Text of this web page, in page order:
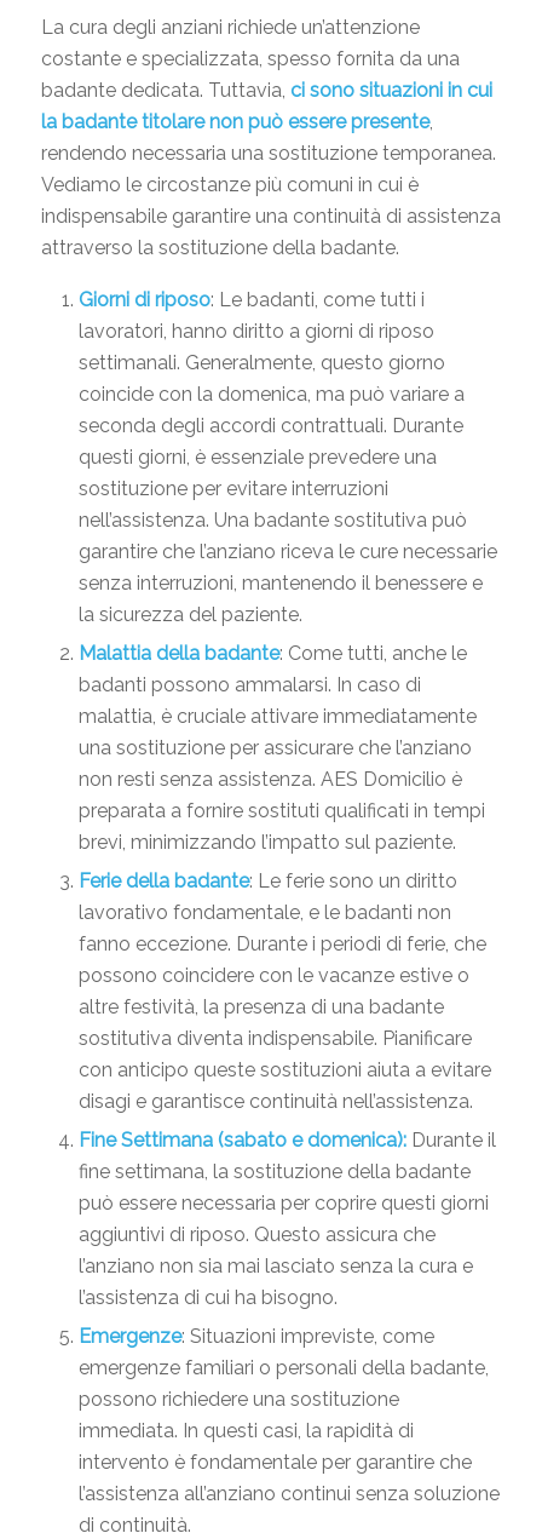
La cura degli anziani richiede un’attenzione
costante e specializzata, spesso fornita da una
badante dedicata. Tuttavia, ci sono situazioni in cui
la badante titolare non può essere presente,
rendendo necessaria una sostituzione temporanea.
Vediamo le circostanze più comuni in cui è
indispensabile garantire una continuità di assistenza
attraverso la sostituzione della badante.
Giorni di riposo: Le badanti, come tutti i
lavoratori, hanno diritto a giorni di riposo
settimanali. Generalmente, questo giorno
coincide con la domenica, ma può variare a
seconda degli accordi contrattuali. Durante
questi giorni, è essenziale prevedere una
sostituzione per evitare interruzioni
nell’assistenza. Una badante sostitutiva può
garantire che l’anziano riceva le cure necessarie
senza interruzioni, mantenendo il benessere e
la sicurezza del paziente.
Malattia della badante: Come tutti, anche le
badanti possono ammalarsi. In caso di
malattia, è cruciale attivare immediatamente
una sostituzione per assicurare che l’anziano
non resti senza assistenza. AES Domicilio è
preparata a fornire sostituti qualificati in tempi
brevi, minimizzando l’impatto sul paziente.
Ferie della badante: Le ferie sono un diritto
lavorativo fondamentale, e le badanti non
fanno eccezione. Durante i periodi di ferie, che
possono coincidere con le vacanze estive o
altre festività, la presenza di una badante
sostitutiva diventa indispensabile. Pianificare
con anticipo queste sostituzioni aiuta a evitare
disagi e garantisce continuità nell’assistenza.
Fine Settimana (sabato e domenica):Durante il
fine settimana, la sostituzione della badante
può essere necessaria per coprire questi giorni
aggiuntivi di riposo. Questo assicura che
l’anziano non sia mai lasciato senza la cura e
l’assistenza di cui ha bisogno.
Emergenze: Situazioni impreviste, come
emergenze familiari o personali della badante,
possono richiedere una sostituzione
immediata. In questi casi, la rapidità di
intervento è fondamentale per garantire che
l’assistenza all’anziano continui senza soluzione
di continuità.